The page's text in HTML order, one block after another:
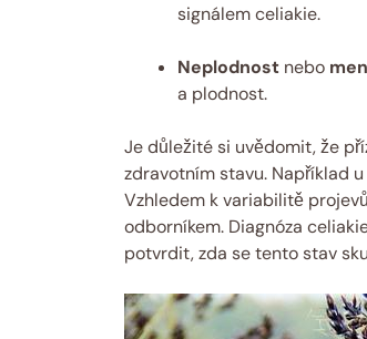
signálem celiakie.
Neplodnost nebo
a plodnost.
Je důležité ‌si uvědomit, že
⁣zdravotním stavu. Například
Vzhledem k⁤ variabilitě⁢
odborníkem. Diagnóza
potvrdit, zda se tento stav